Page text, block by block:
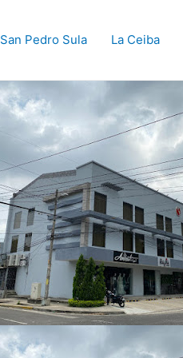
San Pedro Sula La Ceiba